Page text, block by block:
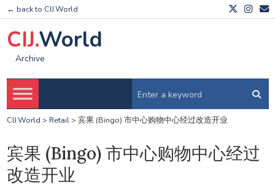
← back to CIJ.World
CIJ.World
Archive
CIJ.World > Retail> 宾果 (Bingo) 市中心购物中心经过改造开业
宾果 (Bingo) 市中心购物中心经过
改造开业